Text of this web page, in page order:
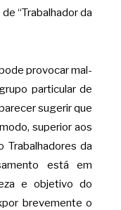
“Trabalhador da
provocar mal-
particular de
sugerir que
superior aos
Trabalhadores da
está em
e objetivo do
brevemente o